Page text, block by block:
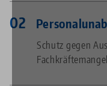
Schutz gegen
Fachkräftemangel